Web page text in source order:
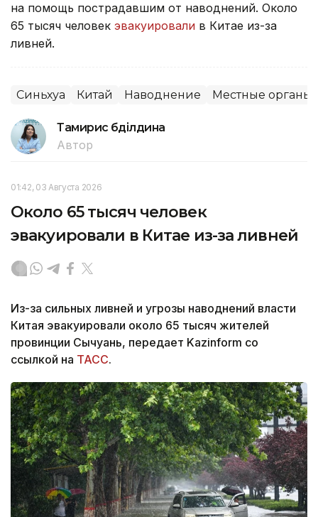
на помощь пострадавшим от наводнений. Около
65 тысяч человек эвакуировали в Китае из-за
ливней.
Синьхуа Китай Наводнение Местные органы
Тамирис Әбділдина
Автор
01:42, 03 Августа 2026
Около 65 тысяч человек
эвакуировали в Китае из-за ливней
Из-за сильных ливней и угрозы наводнений власти
Китая эвакуировали около 65 тысяч жителей
провинции Сычуань, передает Kazinform со
ссылкой на ТАСС.